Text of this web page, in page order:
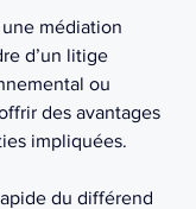
médiation
d’un litige
ou
des avantages
impliquées.
du différend